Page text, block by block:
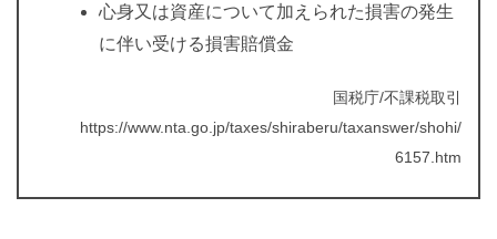
心身又は資産について加えられた損害の発生
に伴い受ける損害賠償金
国税庁/不課税取引
https://www.nta.go.jp/taxes/shiraberu/taxanswer/shohi/
6157.htm